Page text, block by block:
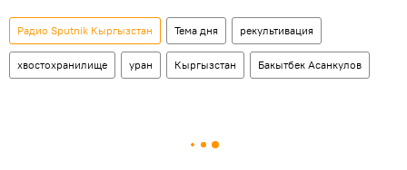
Радио Sputnik Кыргызстан Тема дня рекультивация
хвостохранилище уран Кыргызстан Бакытбек Асанкулов